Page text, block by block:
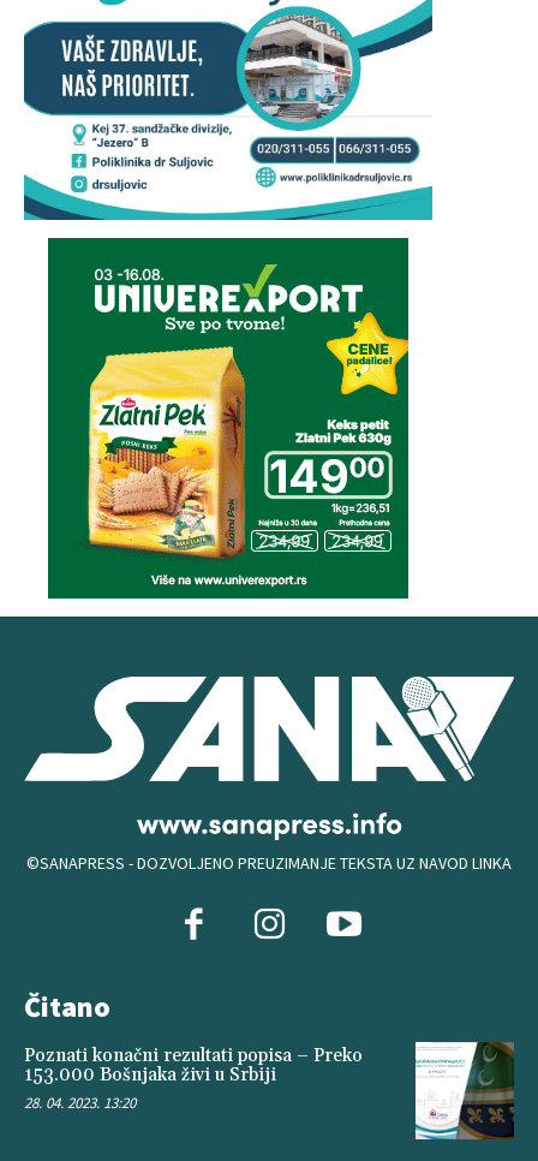
©SANAPRESS - DOZVOLJENO PREUZIMANJE TEKSTA UZ NAVOD LINKA
Čitano
Poznati konačni rezultati popisa – Preko
153.000 Bošnjaka živi u Srbiji
28. 04. 2023. 13:20